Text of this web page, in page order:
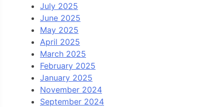
July 2025
June 2025
May 2025
April 2025
March 2025
February 2025
January 2025
November 2024
September 2024